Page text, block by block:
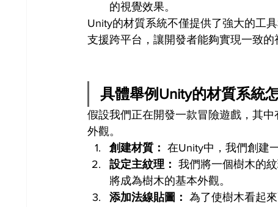
的視覺效果。
Unity的材質系統不僅提供了強大的工
支援跨平台，讓開發者能夠實現一致的
具體舉例Unity的材質系統
假設我們正在開發一款冒險遊戲，其
外觀。
創建材質： 在Unity中，我們創建
設定主紋理： 我們將一個樹木的
將成為樹木的基本外觀。
添加法線貼圖： 為了使樹木看起